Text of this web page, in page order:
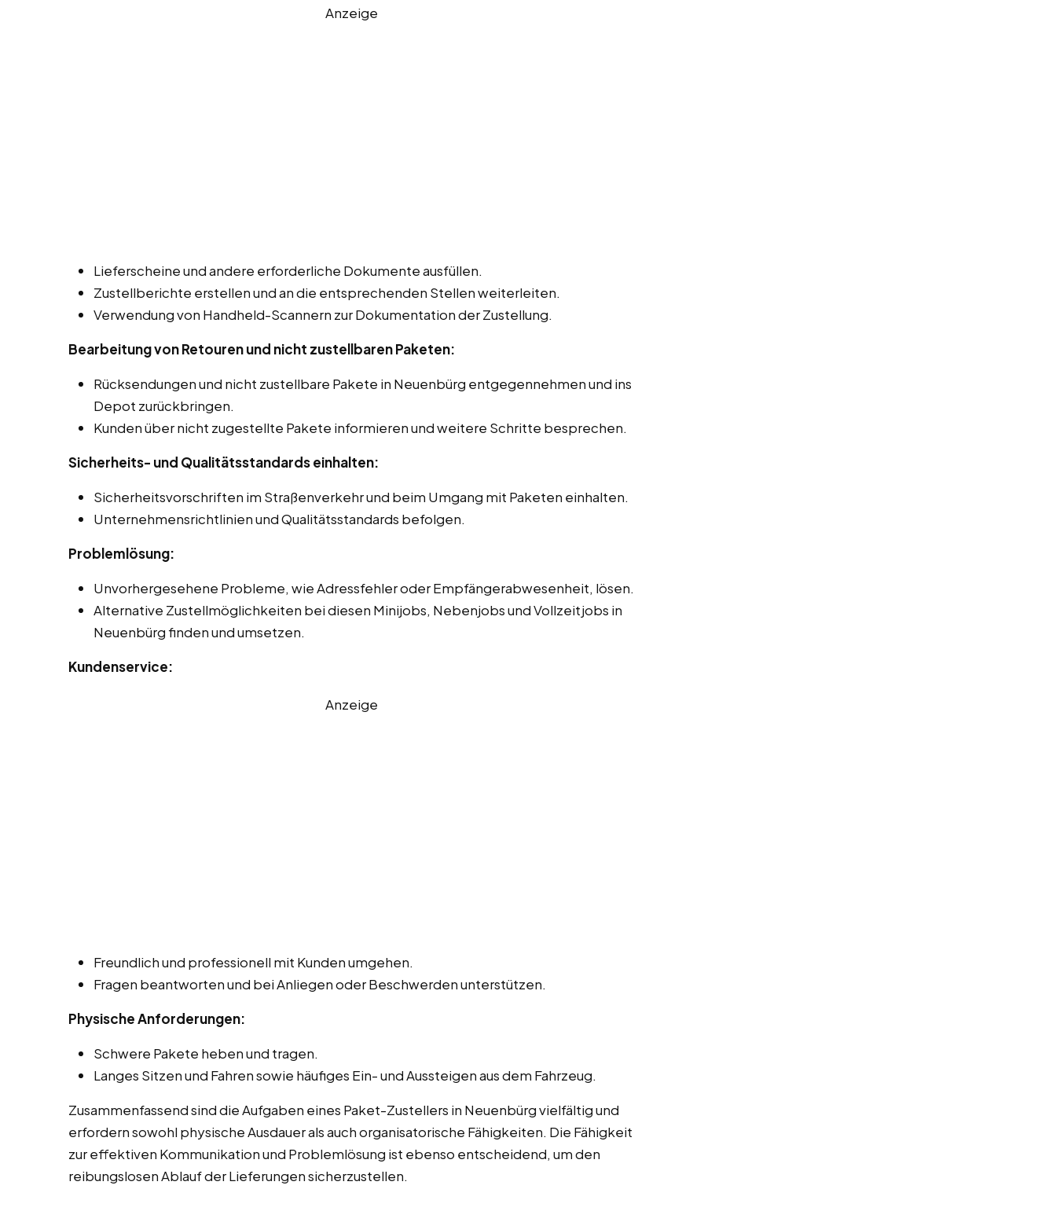
Anzeige
Lieferscheine und andere erforderliche Dokumente ausfüllen.
Zustellberichte erstellen und an die entsprechenden Stellen weiterleiten.
Verwendung von Handheld-Scannern zur Dokumentation der Zustellung.
Bearbeitung von Retouren und nicht zustellbaren Paketen:
Rücksendungen und nicht zustellbare Pakete in Neuenbürg entgegennehmen und ins
Depot zurückbringen.
Kunden über nicht zugestellte Pakete informieren und weitere Schritte besprechen.
Sicherheits- und Qualitätsstandards einhalten:
Sicherheitsvorschriften im Straßenverkehr und beim Umgang mit Paketen einhalten.
Unternehmensrichtlinien und Qualitätsstandards befolgen.
Problemlösung:
Unvorhergesehene Probleme, wie Adressfehler oder Empfängerabwesenheit, lösen.
Alternative Zustellmöglichkeiten bei diesen Minijobs, Nebenjobs und Vollzeitjobs in
Neuenbürg finden und umsetzen.
Kundenservice:
Anzeige
Freundlich und professionell mit Kunden umgehen.
Fragen beantworten und bei Anliegen oder Beschwerden unterstützen.
Physische Anforderungen:
Schwere Pakete heben und tragen.
Langes Sitzen und Fahren sowie häufiges Ein- und Aussteigen aus dem Fahrzeug.
Zusammenfassend sind die Aufgaben eines Paket-Zustellers in Neuenbürg vielfältig und
erfordern sowohl physische Ausdauer als auch organisatorische Fähigkeiten. Die Fähigkeit
zur effektiven Kommunikation und Problemlösung ist ebenso entscheidend, um den
reibungslosen Ablauf der Lieferungen sicherzustellen.